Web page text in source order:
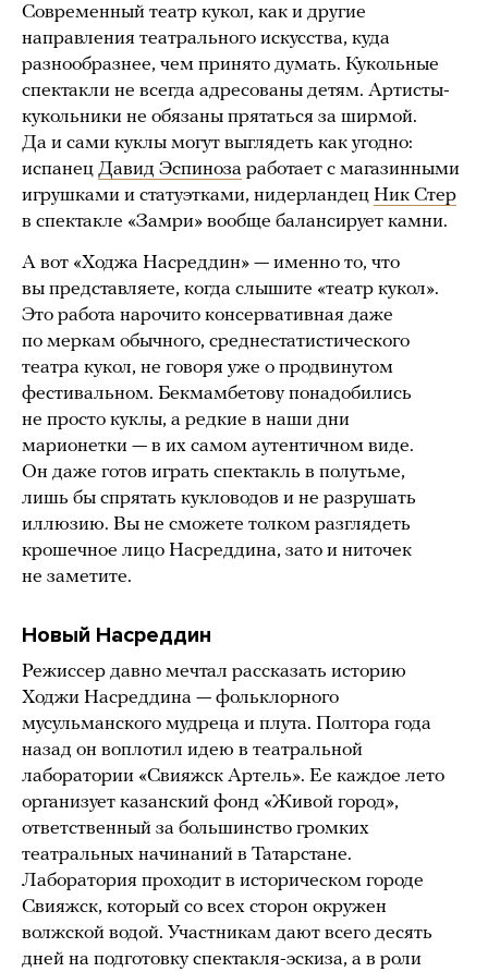
Современный театр кукол, как и другие
направления театрального искусства, куда
разнообразнее, чем принято думать. Кукольные
спектакли не всегда адресованы детям. Артисты-
кукольники не обязаны прятаться за ширмой.
Да и сами куклы могут выглядеть как угодно:
испанец Давид Эспиноза работает с магазинными
игрушками и статуэтками, нидерландец Ник Стер
в спектакле «Замри» вообще балансирует камни.
А вот «Ходжа Насреддин» — именно то, что
вы представляете, когда слышите «театр кукол».
Это работа нарочито консервативная даже
по меркам обычного, среднестатистического
театра кукол, не говоря уже о продвинутом
фестивальном. Бекмамбетову понадобились
не просто куклы, а редкие в наши дни
марионетки — в их самом аутентичном виде.
Он даже готов играть спектакль в полутьме,
лишь бы спрятать кукловодов и не разрушать
иллюзию. Вы не сможете толком разглядеть
крошечное лицо Насреддина, зато и ниточек
не заметите.
Новый Насреддин
Режиссер давно мечтал рассказать историю
Ходжи Насреддина — фольклорного
мусульманского мудреца и плута. Полтора года
назад он воплотил идею в театральной
лаборатории «Свияжск Артель». Ее каждое лето
организует казанский фонд «Живой город»,
ответственный за большинство громких
театральных начинаний в Татарстане.
Лаборатория проходит в историческом городе
Свияжск, который со всех сторон окружен
волжской водой. Участникам дают всего десять
дней на подготовку спектакля-эскиза, а в роли